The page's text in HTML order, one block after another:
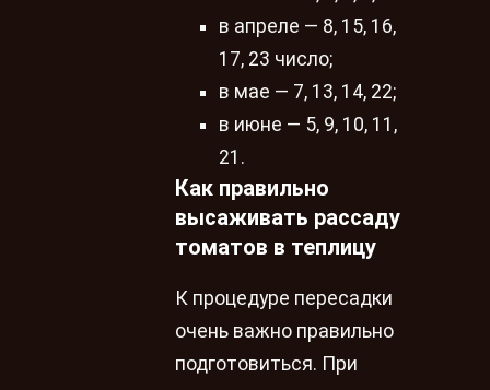
в апреле — 8, 15, 16,
17, 23 число;
в мае — 7, 13, 14, 22;
в июне — 5, 9, 10, 11,
21.
Как правильно
высаживать рассаду
томатов в теплицу
К процедуре пересадки
очень важно правильно
подготовиться. При